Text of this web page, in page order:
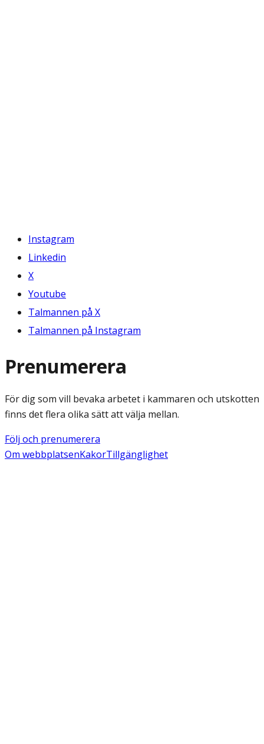
Instagram
Linkedin
X
Youtube
Talmannen på X
Talmannen på Instagram
Prenumerera
För dig som vill bevaka arbetet i kammaren och utskotten
finns det flera olika sätt att välja mellan.
Följ och prenumerera
Om webbplatsenKakorTillgänglighet